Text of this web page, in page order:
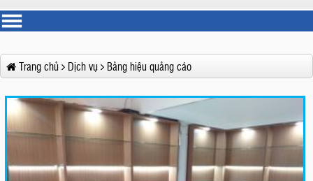
Trang chủ Dịch vụ Bảng hiệu quảng cáo